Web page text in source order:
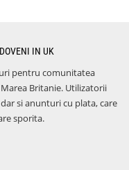
IN UK
pentru comunitatea
Britanie. Utilizatorii
si anunturi cu plata, care
sporita.